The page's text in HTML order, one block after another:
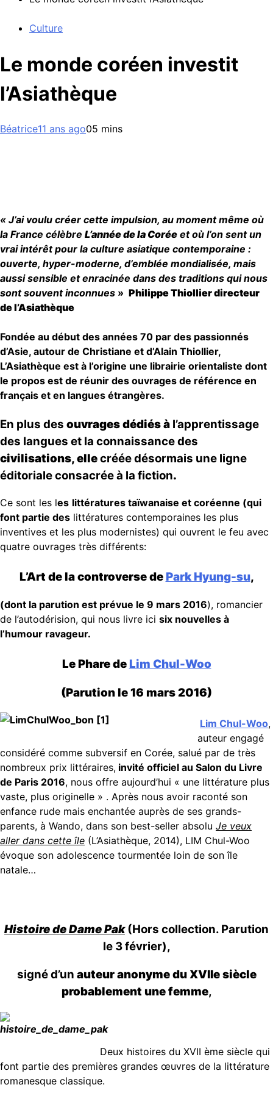
Culture
Le monde coréen investit
l’Asiathèque
Béatrice11 ans ago05 mins
« J’ai voulu créer cette impulsion, au moment même où
la France célèbre L’année de la Corée et où l’on sent un
vrai intérêt pour la culture asiatique contemporaine :
ouverte, hyper-moderne, d’emblée mondialisée, mais
aussi sensible et enracinée dans des traditions qui nous
sont souvent inconnues » Philippe Thiollier directeur
de l’Asiathèque
Fondée au début des années 70 par des passionnés
d’Asie, autour de Christiane et d’Alain Thiollier,
L’Asiathèque est à l’origine une librairie orientaliste dont
le propos est de réunir des ouvrages de référence en
français et en langues étrangères.
En plus des ouvrages dédiés à l’apprentissage
des langues et la connaissance des
civilisations, ellecréée désormais une ligne
éditoriale consacrée à la fiction.
Ce sont les les littératures taïwanaise et coréenne (qui
font partie des littératures contemporaines les plus
inventives et les plus modernistes) qui ouvrent le feu avec
quatre ouvrages très différents:
L’Art de la controverse de Park Hyung-su,
(dont la parution est prévue le 9 mars 2016), romancier
de l’autodérision, qui nous livre ici six nouvelles à
l’humour ravageur.
Le Phare de Lim Chul-Woo
(Parution le 16 mars 2016)
Lim Chul-Woo,
auteur engagé
considéré comme subversif en Corée, salué par de très
nombreux prix littéraires, invité officiel au Salon du Livre
de Paris 2016, nous offre aujourd’hui « une littérature plus
vaste, plus originelle » . Après nous avoir raconté son
enfance rude mais enchantée auprès de ses grands-
parents, à Wando, dans son best-seller absolu Je veux
aller dans cette île (L’Asiathèque, 2014), LIM Chul-Woo
évoque son adolescence tourmentée loin de son île
natale…
Histoire de Dame Pak(Hors collection. Parution
le 3 février),
signé d’un auteur anonyme du XVIIe siècle
probablement une femme,
Deux histoires du XVII ème siècle qui
font partie des premières grandes œuvres de la littérature
romanesque classique.